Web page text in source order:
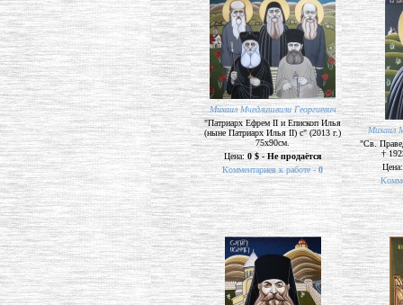
Михаил Мчедлишвили Георгиевич
"Патриарх Ефрем II и Епископ Илья
(ныне Патриарх Илья II) с" (2013 г.)
75х90см.
Цена:0 $ - Не продаётся
Комментариев к работе - 0
Михаил
"Св.
†